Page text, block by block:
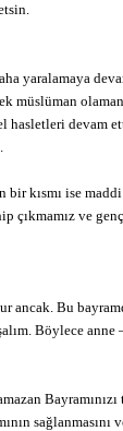
yaralamaya
müslüman
hasletleri devam
kısmı ise maddi
çıkmamız ve
ancak. Bu
Böylece anne
Bayramınızı
sağlanmasını